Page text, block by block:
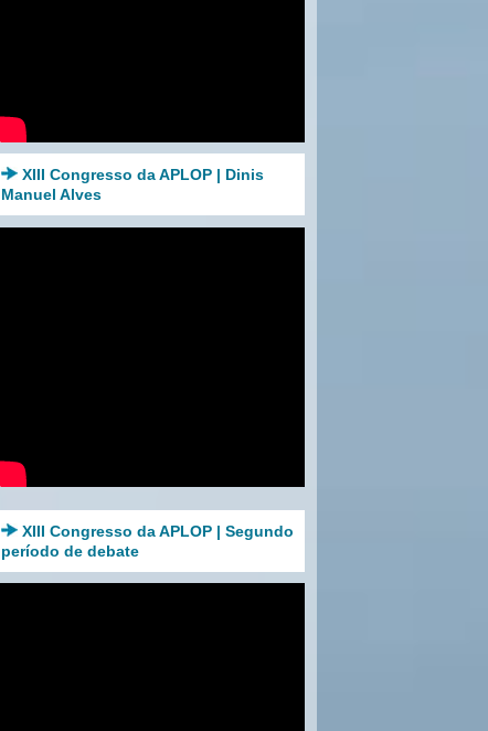
XIII Congresso da APLOP | Dinis
Manuel Alves
XIII Congresso da APLOP | Segundo
período de debate